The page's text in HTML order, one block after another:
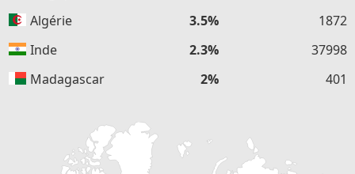
Algérie
3.5%
1872
Inde
2.3%
37998
Madagascar
2% 401